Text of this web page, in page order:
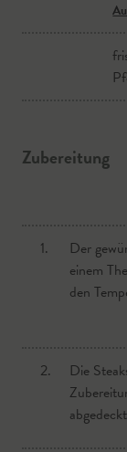
Zubereitung
1.
Der
einem
den
2.
Die